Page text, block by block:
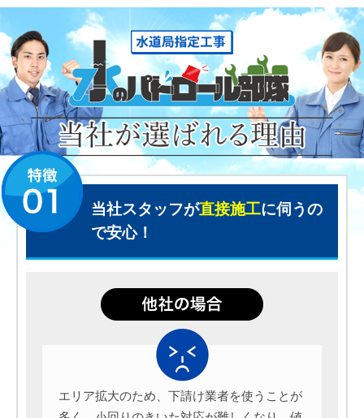
当社スタッフが直接施工に伺うの
で安心！
エリア拡大のため、下請け業者を使うことが